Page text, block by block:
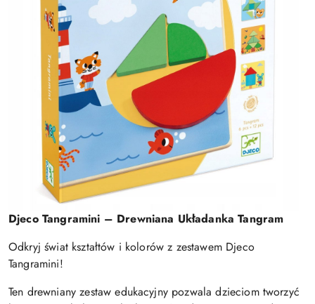
Djeco Tangramini – Drewniana Układanka Tangram
Odkryj świat kształtów i kolorów z zestawem Djeco
Tangramini!
Ten drewniany zestaw edukacyjny pozwala dzieciom tworzyć